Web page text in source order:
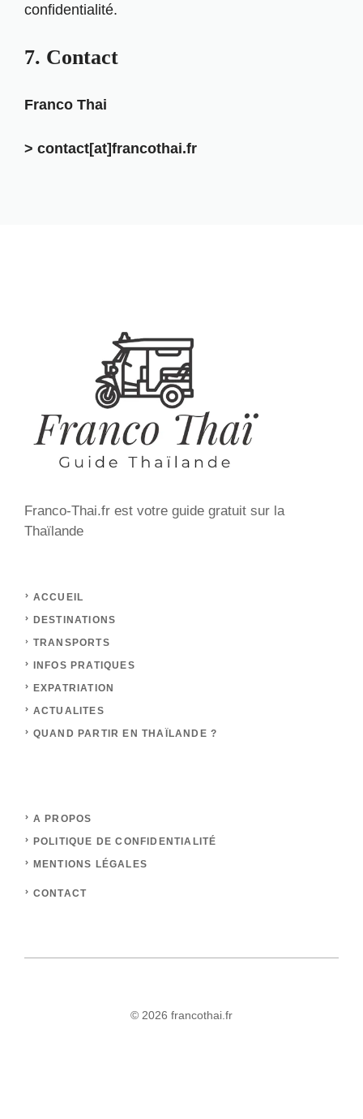
confidentialité.
7. Contact
Franco Thai
> contact[at]francothai.fr
Franco-Thai.fr est votre guide gratuit sur la
Thaïlande
ACCUEIL
DESTINATIONS
TRANSPORTS
INFOS PRATIQUES
EXPATRIATION
ACTUALITES
QUAND PARTIR EN THAÏLANDE ?
A PROPOS
POLITIQUE DE CONFIDENTIALITÉ
MENTIONS LÉGALES
CONTACT
© 2026 francothai.fr